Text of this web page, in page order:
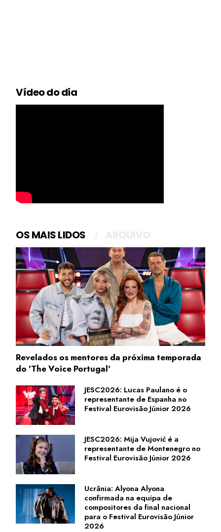
Vídeo do dia
OS MAIS LIDOS
Revelados os mentores da próxima temporada
do 'The Voice Portugal'
JESC2026: Lucas Paulano é o
representante de Espanha no
Festival Eurovisão Júnior 2026
JESC2026: Mija Vujović é a
representante de Montenegro no
Festival Eurovisão Júnior 2026
Ucrânia: Alyona Alyona
confirmada na equipa de
compositores da final nacional
para o Festival Eurovisão Júnior
2026